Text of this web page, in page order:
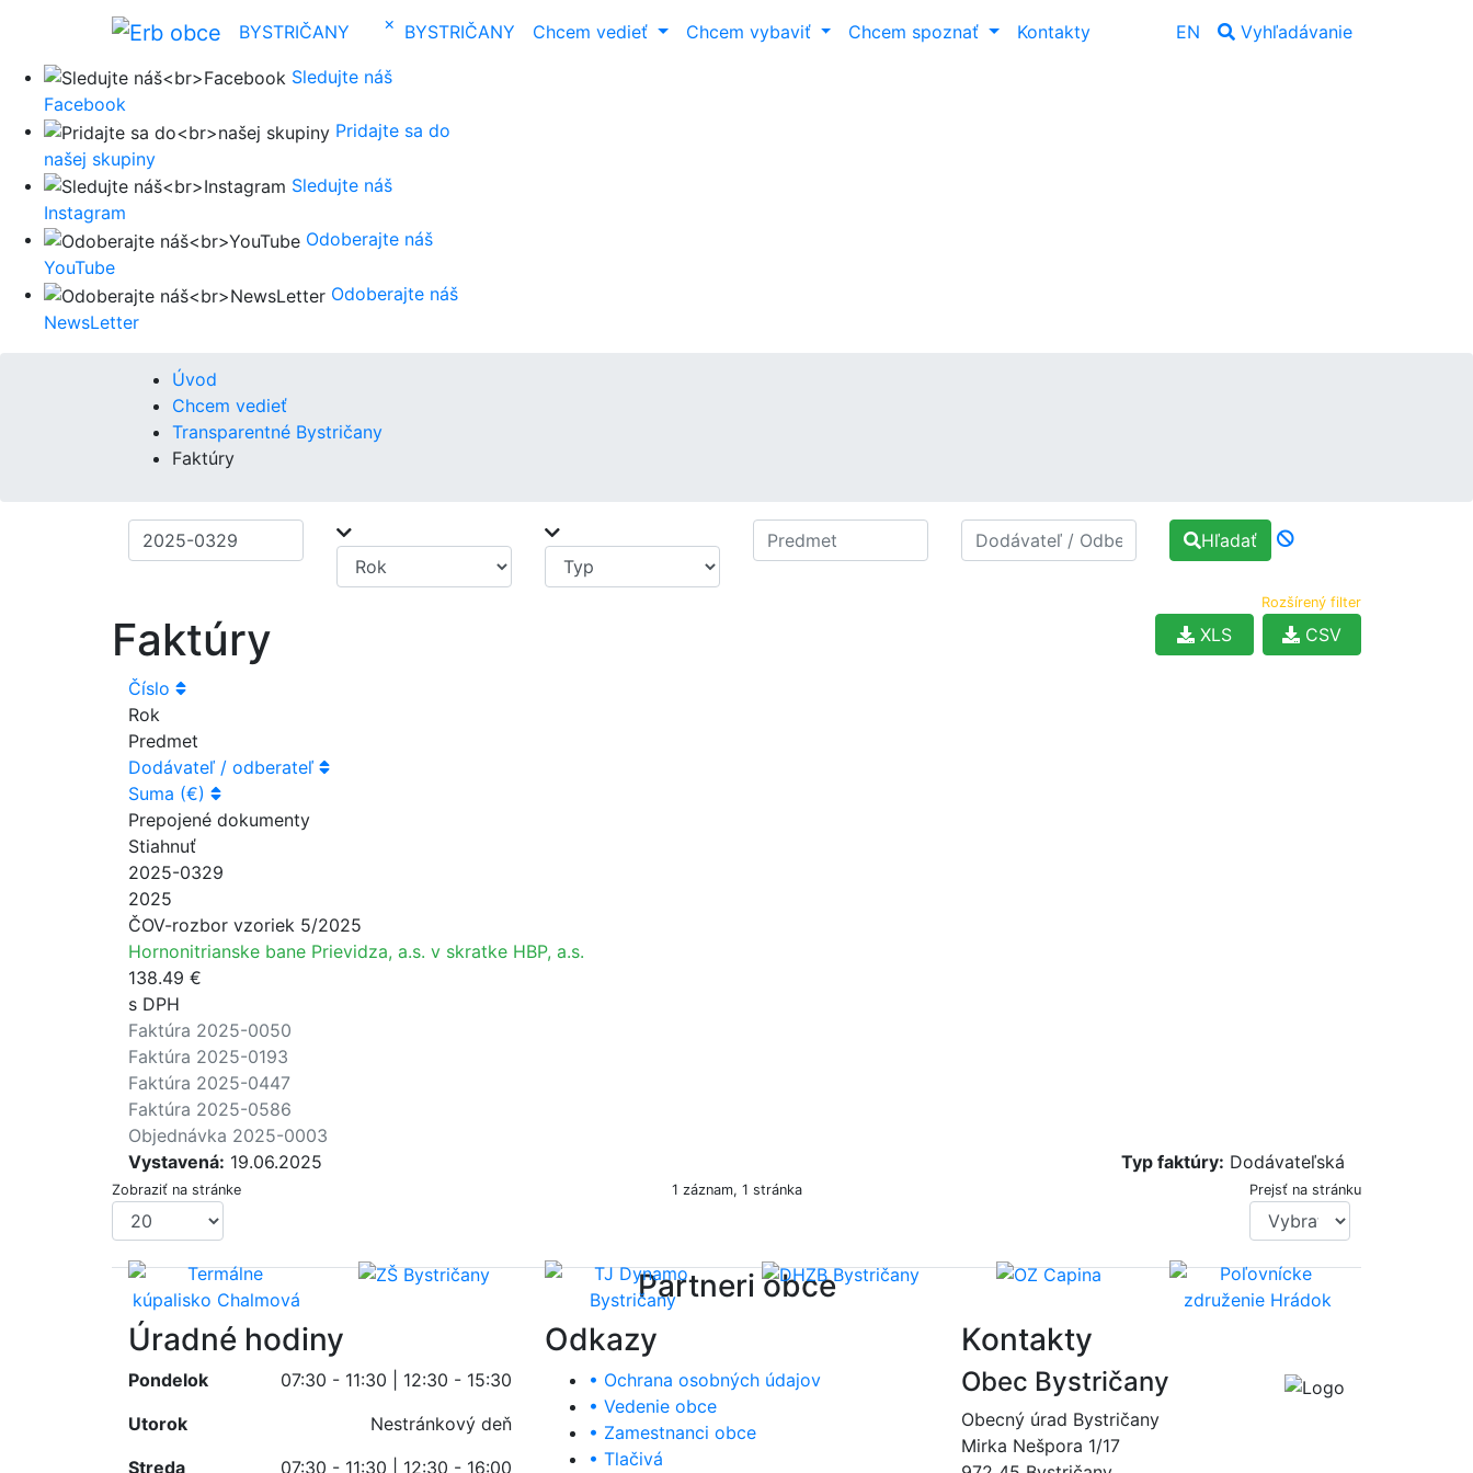
BYSTRIČANY × BYSTRIČANY Chcem vedieť Chcem vybaviť Chcem spoznať Kontakty EN Vyhľadávanie
Sledujte náš
Facebook
Pridajte sa do
našej skupiny
Sledujte náš
Instagram
Odoberajte náš
YouTube
Odoberajte náš
NewsLetter
Úvod
Chcem vedieť
Transparentné Bystričany
Faktúry
Hľadať
Rozšírený filter
Faktúry CSV
XLS
Číslo
Rok
Predmet
Dodávateľ / odberateľ
Suma (€)
Prepojené dokumenty
Stiahnuť
2025-0329
2025
ČOV-rozbor vzoriek 5/2025
Hornonitrianske bane Prievidza, a.s. v skratke HBP, a.s.
138.49 €
s DPH
Faktúra 2025-0050
Faktúra 2025-0193
Faktúra 2025-0447
Faktúra 2025-0586
Objednávka 2025-0003
Vystavená: 19.06.2025 Typ faktúry: Dodávateľská
1 záznam, 1 stránka
Zobraziť na stránke Prejsť na stránku
Partneri obce
Úradné hodiny
Pondelok
07:30 - 11:30 | 12:30 - 15:30
Utorok
Nestránkový deň
Streda
07:30 - 11:30 | 12:30 - 16:00
Odkazy
• Ochrana osobných údajov
• Vedenie obce
• Zamestnanci obce
• Tlačivá
Kontakty
Obec Bystričany
Obecný úrad Bystričany
Mirka Nešpora 1/17